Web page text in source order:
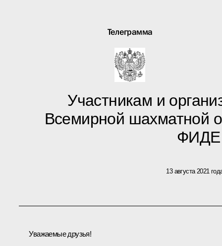
Телеграмма
Участникам и
Всемирной шахматной
ФИДЕ
13 августа 2021
Уважаемые друзья!